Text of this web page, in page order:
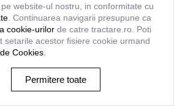
website-ul nostru, in conformitate cu
. Continuarea navigarii presupune ca
cookie-urilor de catre tractare.ro. Poti
setarile acestor fisiere cookie urmand
Cookies
Permitere toate